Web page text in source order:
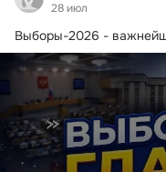
28 июл
Выборы-2026 -